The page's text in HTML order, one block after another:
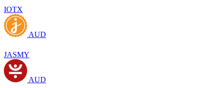
IOTX
AUD
JASMY
AUD